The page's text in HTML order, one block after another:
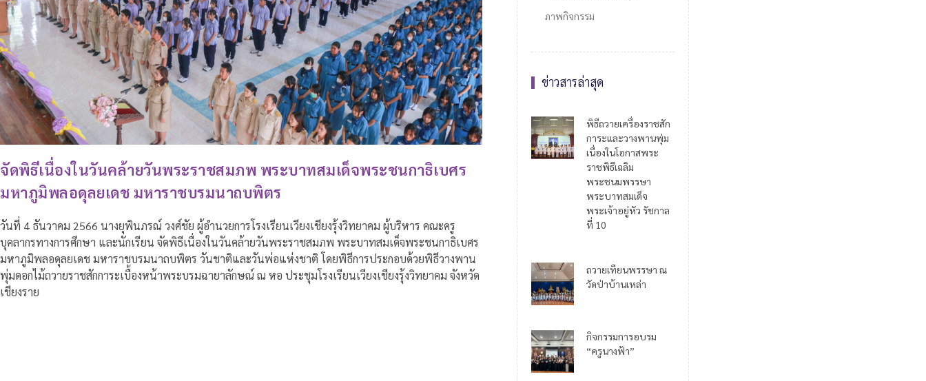
จัดพิธีเนื่องในวันคล้ายวันพระราชสมภพ พระบาทสมเด็จพระชนกาธิเบศร
มหาภูมิพลอดุลยเดช มหาราชบรมนาถบพิตร
วันที่ 4 ธันวาคม 2566 นางยุพินภรณ์ วงศ์ชัย ผู้อำนวยการโรงเรียนเวียงเชียงรุ้งวิทยาคม ผู้บริหาร คณะครู
บุคลากรทางการศึกษา และนักเรียน จัดพิธีเนื่องในวันคล้ายวันพระราชสมภพ พระบาทสมเด็จพระชนกาธิเบศร
มหาภูมิพลอดุลยเดช มหาราชบรมนาถบพิตร วันชาติและวันพ่อแห่งชาติ โดยพิธีการประกอบด้วยพิธีวางพาน
พุ่มดอกไม้ถวายราชสักการะเบื้องหน้าพระบรมฉายาลักษณ์ ณ หอ ประชุมโรงเรียนเวียงเชียงรุ้งวิทยาคม จังหวัด
เชียงราย
ภาพกิจกรรม
ข่าวสารล่าสุด
พิธีถวายเครื่องราชสัก
การะและวางพานพุ่ม
เนื่องในโอกาสพระ
ราชพิธีเฉลิม
พระชนมพรรษา
พระบาทสมเด็จ
พระเจ้าอยู่หัว รัชกาล
ที่ 10
ถวายเทียนพรรษา ณ
วัดป่าบ้านเหล่า
กิจกรรมการอบรม
“ครูนางฟ้า”